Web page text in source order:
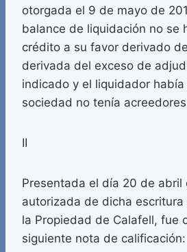
otorgada el 9 de mayo de
balance de liquidación no se
crédito a su favor derivado
derivada del exceso de
indicado y el liquidador
sociedad no tenía
II
Presentada el día 20 de abril
autorizada de dicha escritura
la Propiedad de Calafell, fue
siguiente nota de calificación: